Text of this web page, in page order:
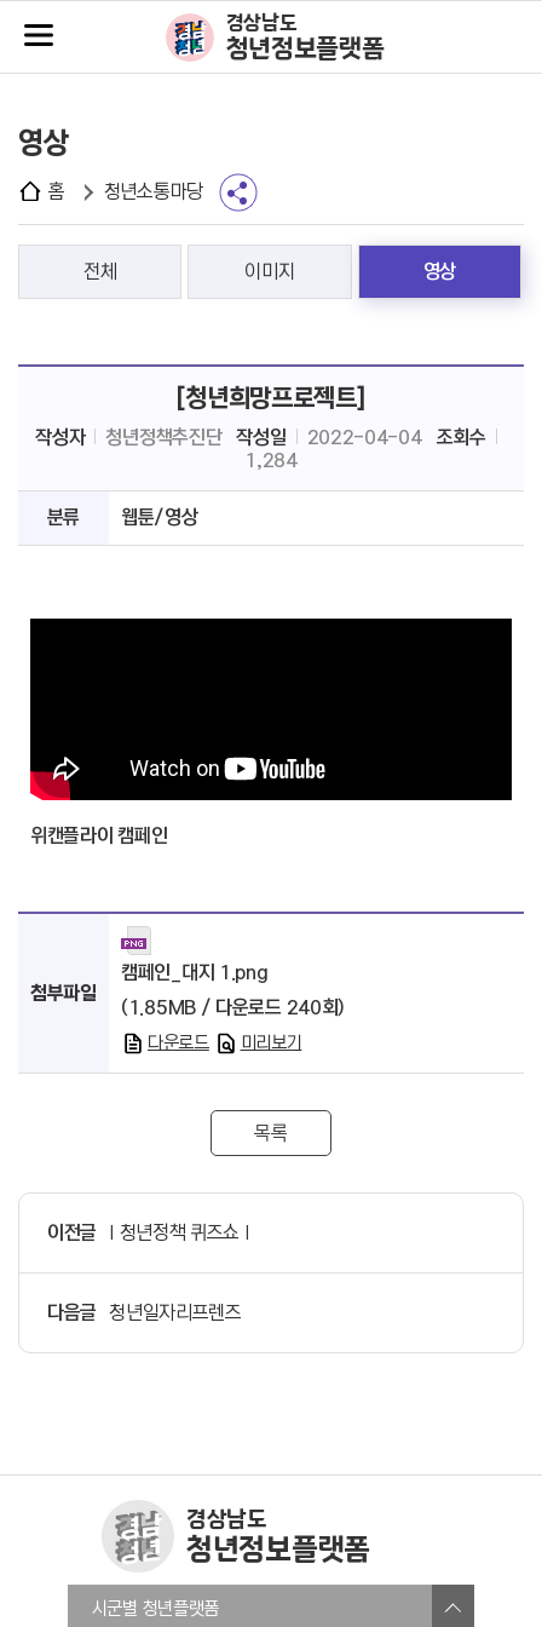
주메뉴바로가기
본문바로가기
경상남도
청년정보플랫폼
영상
홈 청년소통마당
전체 이미지 영상
[청년희망프로젝트]
작성자 청년정책추진단 작성일 2022-04-04
조회수
1,284
분류 웹툰/영상
위캔플라이 캠페인
첨부파일
캠페인_대지 1.png
(1.85MB / 다운로드 240회)
다운로드 미리보기
목록
이전글 I 청년정책 퀴즈쇼 I
다음글 청년일자리프렌즈
경상남도
청년정보플랫폼
창원청년정보플랫폼
시군별 청년플랫폼